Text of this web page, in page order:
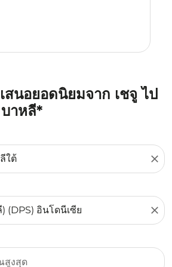
สนอยอดนิยมจาก เชจู ไป
าหลี*
close
close